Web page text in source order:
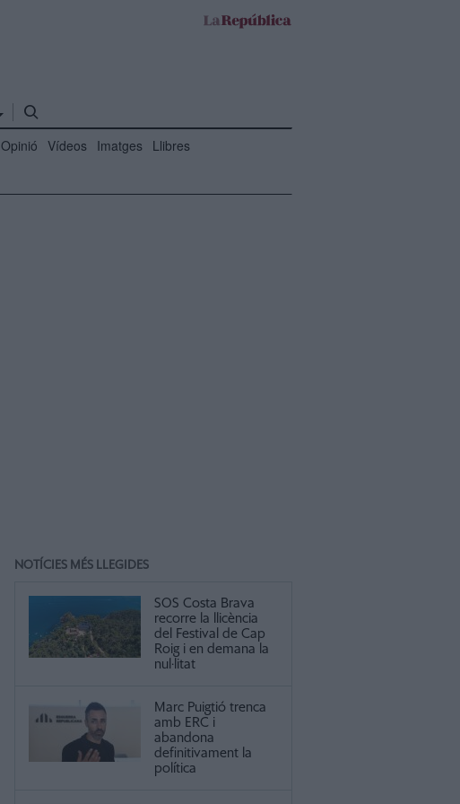
Opinió Vídeos Imatges Llibres
NOTÍCIES MÉS LLEGIDES
SOS Costa Brava
recorre la llicència
del Festival de Cap
Roig i en demana la
nul·litat
Marc Puigtió trenca
amb ERC i
abandona
definitivament la
política